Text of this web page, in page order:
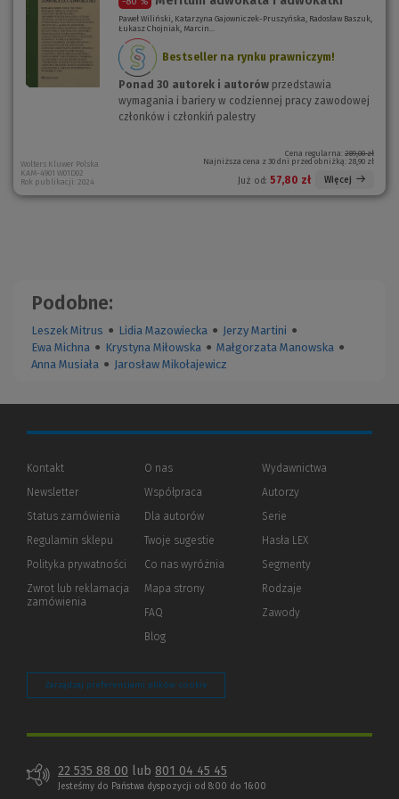
Paweł Wiliński, Katarzyna Gajowniczek-Pruszyńska, Radosław Baszuk,
Łukasz Chojniak, Marcin...
Bestseller na rynku prawniczym!
Ponad 30 autorek i autorów przedstawia
wymagania i bariery w codziennej pracy zawodowej
członków i członkiń palestry
Cena regularna: 289,00 zł
Najniższa cena z 30 dni przed obniżką: 28,90 zł
Już od: 57,80 zł Więcej
Wolters Kluwer Polska
KAM-4901 W01D02
Rok publikacji: 2024
Podobne:
Leszek Mitrus ● Lidia Mazowiecka ● Jerzy Martini ●
Ewa Michna ● Krystyna Miłowska ● Małgorzata Manowska ●
Anna Musiała ● Jarosław Mikołajewicz
Kontakt
Newsletter
Status zamówienia
Regulamin sklepu
Polityka prywatności (Nowe
(Link
innej
Zwrot lub reklamacja
zamówienia
O nas
Współpraca
Dla autorów(Nowe
(Link
innej
strony)
Twoje sugestie
Co nas wyróżnia
Mapa strony
FAQ
Blog
Wydawnictwa
Autorzy
Serie
Hasła LEX
Segmenty
Rodzaje
Zawody
Zarządzaj preferencjami plików cookie
22 535 88 00 lub 801 04 45 45
Jesteśmy do Państwa dyspozycji od 8:00 do 16:00